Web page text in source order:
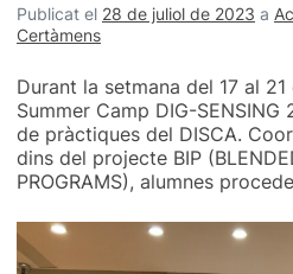
Publicat el 28 de juliol de 2023 a
Certàmens
Durant la setmana del 17 al
Summer Camp DIG-
de pràctiques del DISCA.
dins del projecte BIP
PROGRAMS), alumnes